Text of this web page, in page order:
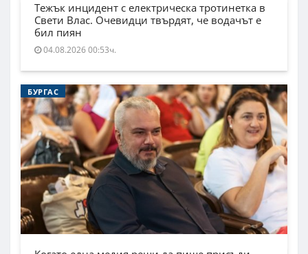
Тежък инцидент с електрическа тротинетка в
Свети Влас. Очевидци твърдят, че водачът е
бил пиян
04.08.2026 00:53ч.
БУРГАС